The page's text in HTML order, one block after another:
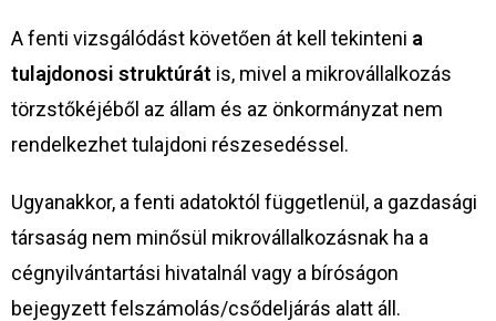
A fenti vizsgálódást követően át kell tekinteni a
tulajdonosi struktúrát is, mivel a mikrovállalkozás
törzstőkéjéből az állam és az önkormányzat nem
rendelkezhet tulajdoni részesedéssel.
Ugyanakkor, a fenti adatoktól függetlenül, a gazdasági
társaság nem minősül mikrovállalkozásnak ha a
cégnyilvántartási hivatalnál vagy a bíróságon
bejegyzett felszámolás/csődeljárás alatt áll.